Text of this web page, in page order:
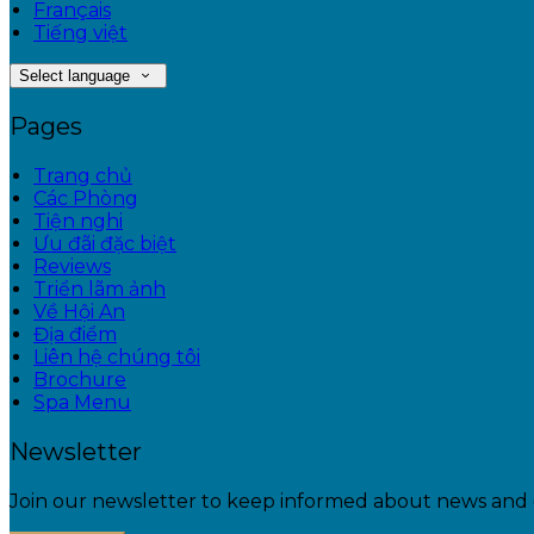
Français
Tiếng việt
Select language
Pages
Trang chủ
Các Phòng
Tiện nghi
Ưu đãi đặc biệt
Reviews
Triển lãm ảnh
Về Hội An
Địa điểm
Liên hệ chúng tôi
Brochure
Spa Menu
Newsletter
Join our newsletter to keep informed about news and